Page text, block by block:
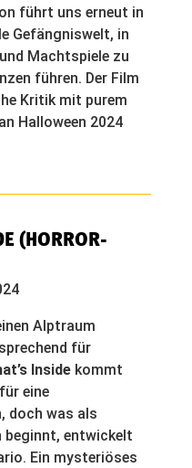
führt uns erneut in
Gefängniswelt, in
Machtspiele zu
führen. Der Film
Kritik mit purem
Halloween 2024
(HORROR-
Alptraum
für
Insidekommt
eine
doch was als
beginnt, entwickelt
Ein mysteriöses